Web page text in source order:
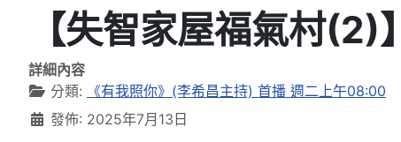
【失智家屋福氣村
詳細內容
分類:
《有我照你》(李希昌主持) 首播 週二上午08:00
發佈: 2025年7月13日